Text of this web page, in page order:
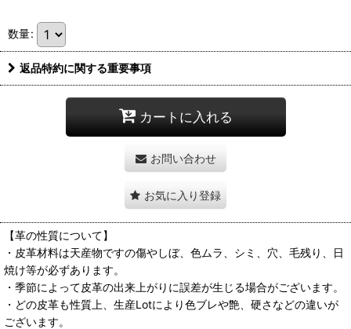
数量:
返品特約に関する重要事項
カートに入れる
お問い合わせ
お気に入り登録
【革の性質について】
・皮革材料は天産物ですの傷やしぼ、色ムラ、シミ、穴、毛残り、日
焼け等が必ずあります。
・季節によって皮革の出来上がりに誤差が生じる場合がございます。
・どの皮革も性質上、生産Lotにより色ブレや艶、硬さなどの違いが
ございます。